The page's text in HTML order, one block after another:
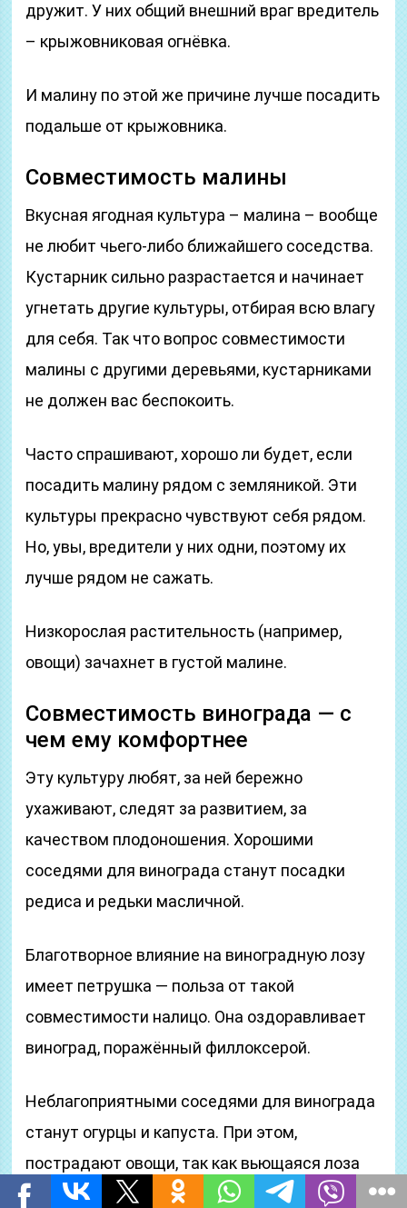
дружит. У них общий внешний враг вредитель
– крыжовниковая огнёвка.
И малину по этой же причине лучше посадить
подальше от крыжовника.
Совместимость малины
Вкусная ягодная культура – малина – вообще
не любит чьего-либо ближайшего соседства.
Кустарник сильно разрастается и начинает
угнетать другие культуры, отбирая всю влагу
для себя. Так что вопрос совместимости
малины с другими деревьями, кустарниками
не должен вас беспокоить.
Часто спрашивают, хорошо ли будет, если
посадить малину рядом с земляникой. Эти
культуры прекрасно чувствуют себя рядом.
Но, увы, вредители у них одни, поэтому их
лучше рядом не сажать.
Низкорослая растительность (например,
овощи) зачахнет в густой малине.
Совместимость винограда — с
чем ему комфортнее
Эту культуру любят, за ней бережно
ухаживают, следят за развитием, за
качеством плодоношения. Хорошими
соседями для винограда станут посадки
редиса и редьки масличной.
Благотворное влияние на виноградную лозу
имеет петрушка — польза от такой
совместимости налицо. Она оздоравливает
виноград, поражённый филлоксерой.
Неблагоприятными соседями для винограда
станут огурцы и капуста. При этом,
пострадают овощи, так как вьющаяся лоза
способна угнетать низкорослые растения.